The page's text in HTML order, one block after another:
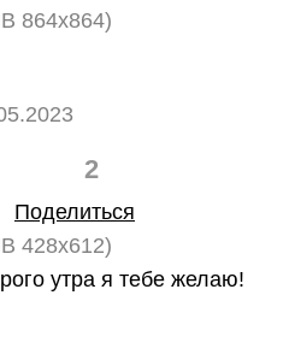
864x864)
2
Поделиться
428x612)
утра я тебе желаю!